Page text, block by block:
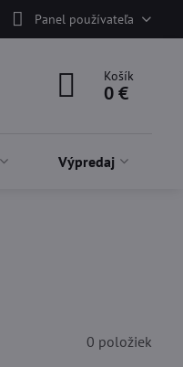
Panel používateľa
Košík
0 €
Výpredaj
0 položiek